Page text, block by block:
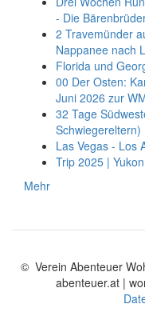
- Die
2 Travemünder
Nappanee nach
Florida und
00 Der Osten:
Juni 2026 zur
32 Tage
Schwiegereltern)
Las Vegas - Los
Trip 2025 |
Mehr
© Verein Abenteuer
abenteuer.at |